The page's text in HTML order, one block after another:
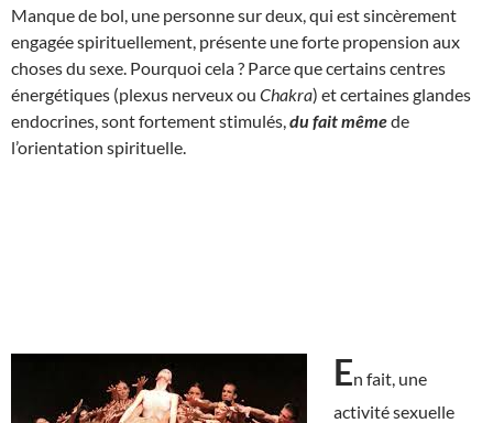
Manque de bol, une personne sur deux, qui est sincèrement
engagée spirituellement, présente une forte propension aux
choses du sexe. Pourquoi cela ? Parce que certains centres
énergétiques (plexus nerveux ou Chakra) et certaines glandes
endocrines, sont fortement stimulés, du fait mêmede
l’orientation spirituelle.
En fait, une
activité sexuelle